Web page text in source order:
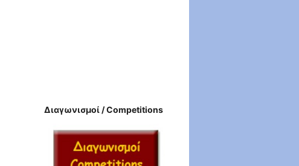
Διαγωνισμοί / Competitions